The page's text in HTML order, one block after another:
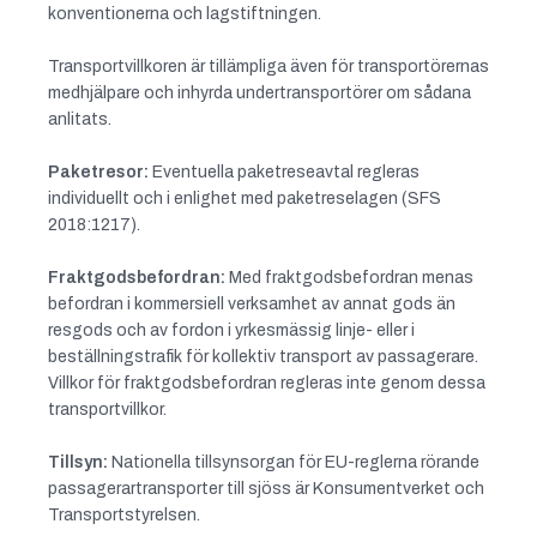
konventionerna och lagstiftningen.
Transportvillkoren är tillämpliga även för transportörernas
medhjälpare och inhyrda undertransportörer om sådana
anlitats.
Paketresor: Eventuella paketreseavtal regleras
individuellt och i enlighet med paketreselagen (SFS
2018:1217).
Fraktgodsbefordran: Med fraktgodsbefordran menas
befordran i kommersiell verksamhet av annat gods än
resgods och av fordon i yrkesmässig linje- eller i
beställningstrafik för kollektiv transport av passagerare.
Villkor för fraktgodsbefordran regleras inte genom dessa
transportvillkor.
Tillsyn: Nationella tillsynsorgan för EU-reglerna rörande
passagerartransporter till sjöss är Konsumentverket och
Transportstyrelsen.